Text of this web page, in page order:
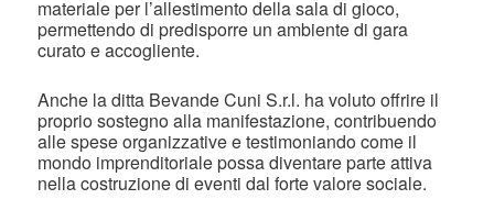
materiale per l’allestimento della sala di gioco,
permettendo di predisporre un ambiente di gara
curato e accogliente.
Anche la ditta Bevande Cuni S.r.l. ha voluto offrire il
proprio sostegno alla manifestazione, contribuendo
alle spese organizzative e testimoniando come il
mondo imprenditoriale possa diventare parte attiva
nella costruzione di eventi dal forte valore sociale.